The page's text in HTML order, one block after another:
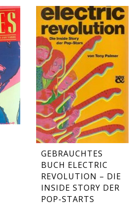
GEBRAUCHTES
BUCH ELECTRIC
REVOLUTION – DIE
INSIDE STORY DER
POP-STARTS